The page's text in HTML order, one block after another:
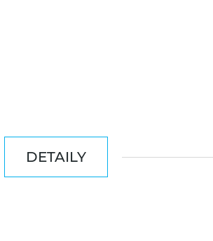
DETAILY